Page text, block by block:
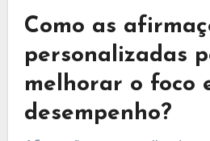
Como as
personalizadas
melhorar o foco
desempenho?